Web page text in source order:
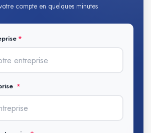
compte en quelques minutes